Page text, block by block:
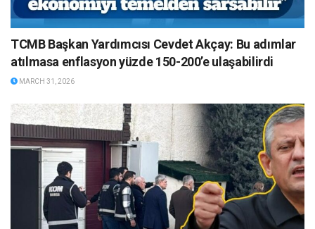
TCMB Başkan Yardımcısı Cevdet Akçay: Bu adımlar
atılmasa enflasyon yüzde 150-200’e ulaşabilirdi
MARCH 31, 2026